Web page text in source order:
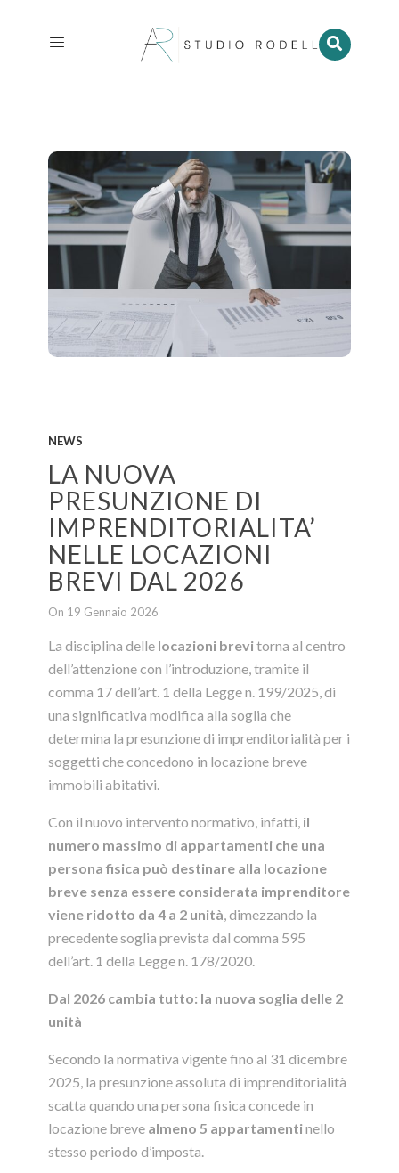
NEWS
LA NUOVA
PRESUNZIONE DI
IMPRENDITORIALITA’
NELLE LOCAZIONI
BREVI DAL 2026
On 19 Gennaio 2026
La disciplina delle locazioni brevitorna al centro
dell’attenzione con l’introduzione, tramite il
comma 17 dell’art. 1 della Legge n. 199/2025, di
una significativa modifica alla soglia che
determina la presunzione di imprenditorialità per i
soggetti che concedono in locazione breve
immobili abitativi.
Con il nuovo intervento normativo, infatti, il
numero massimo di appartamenti che una
persona fisica può destinare alla locazione
breve senza essere considerata imprenditore
viene ridotto da 4 a 2 unità, dimezzando la
precedente soglia prevista dal comma 595
dell’art. 1 della Legge n. 178/2020.
Dal 2026 cambia tutto: la nuova soglia delle 2
unità
Secondo la normativa vigente fino al 31 dicembre
2025, la presunzione assoluta di imprenditorialità
scatta quando una persona fisica concede in
locazione breve almeno 5 appartamentinello
stesso periodo d’imposta.